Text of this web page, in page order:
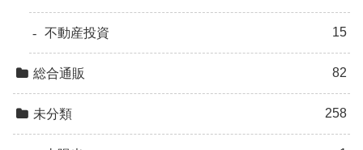
不動産投資 15
総合通販 82
未分類 258